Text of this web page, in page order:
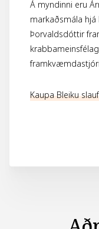
Á myndinni eru
markaðsmála hjá
Þorvaldsdóttir
Kaupa Bleiku